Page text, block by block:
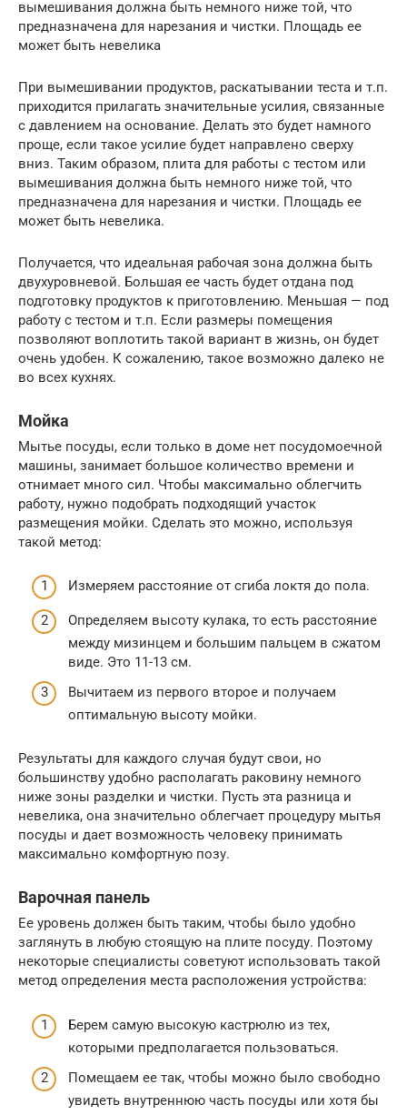
вымешивания должна быть немного ниже той, что
предназначена для нарезания и чистки. Площадь ее
может быть невелика
При вымешивании продуктов, раскатывании теста и т.п.
приходится прилагать значительные усилия, связанные
с давлением на основание. Делать это будет намного
проще, если такое усилие будет направлено сверху
вниз. Таким образом, плита для работы с тестом или
вымешивания должна быть немного ниже той, что
предназначена для нарезания и чистки. Площадь ее
может быть невелика.
Получается, что идеальная рабочая зона должна быть
двухуровневой. Большая ее часть будет отдана под
подготовку продуктов к приготовлению. Меньшая — под
работу с тестом и т.п. Если размеры помещения
позволяют воплотить такой вариант в жизнь, он будет
очень удобен. К сожалению, такое возможно далеко не
во всех кухнях.
Мойка
Мытье посуды, если только в доме нет посудомоечной
машины, занимает большое количество времени и
отнимает много сил. Чтобы максимально облегчить
работу, нужно подобрать подходящий участок
размещения мойки. Сделать это можно, используя
такой метод:
Измеряем расстояние от сгиба локтя до пола.
Определяем высоту кулака, то есть расстояние
между мизинцем и большим пальцем в сжатом
виде. Это 11-13 см.
Вычитаем из первого второе и получаем
оптимальную высоту мойки.
Результаты для каждого случая будут свои, но
большинству удобно располагать раковину немного
ниже зоны разделки и чистки. Пусть эта разница и
невелика, она значительно облегчает процедуру мытья
посуды и дает возможность человеку принимать
максимально комфортную позу.
Варочная панель
Ее уровень должен быть таким, чтобы было удобно
заглянуть в любую стоящую на плите посуду. Поэтому
некоторые специалисты советуют использовать такой
метод определения места расположения устройства:
Берем самую высокую кастрюлю из тех,
которыми предполагается пользоваться.
Помещаем ее так, чтобы можно было свободно
увидеть внутреннюю часть посуды или хотя бы